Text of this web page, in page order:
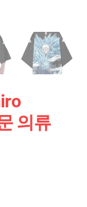
의류